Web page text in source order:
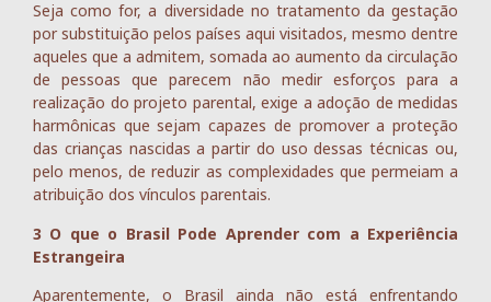
Seja como for, a diversidade no tratamento da gestação
por substituição pelos países aqui visitados, mesmo dentre
aqueles que a admitem, somada ao aumento da circulação
de pessoas que parecem não medir esforços para a
realização do projeto parental, exige a adoção de medidas
harmônicas que sejam capazes de promover a proteção
das crianças nascidas a partir do uso dessas técnicas ou,
pelo menos, de reduzir as complexidades que permeiam a
atribuição dos vínculos parentais.
3 O que o Brasil Pode Aprender com a Experiência
Estrangeira
Aparentemente, o Brasil ainda não está enfrentando